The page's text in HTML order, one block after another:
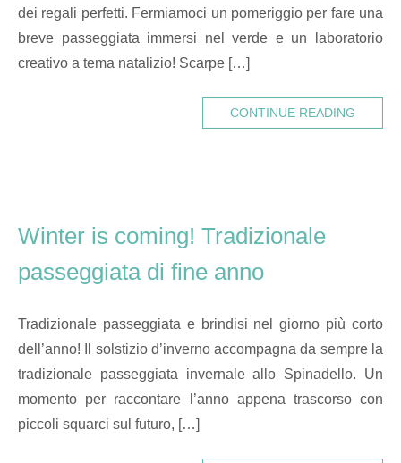
dei regali perfetti. Fermiamoci un pomeriggio per fare una
breve passeggiata immersi nel verde e un laboratorio
creativo a tema natalizio! Scarpe […]
CONTINUE READING
Winter is coming! Tradizionale
passeggiata di fine anno
Tradizionale passeggiata e brindisi nel giorno più corto
dell’anno! Il solstizio d’inverno accompagna da sempre la
tradizionale passeggiata invernale allo Spinadello. Un
momento per raccontare l’anno appena trascorso con
piccoli squarci sul futuro, […]